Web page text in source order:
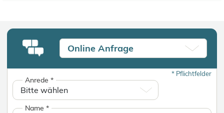
Online Anfrage
*Pflichtfelder
Anrede*
Name*